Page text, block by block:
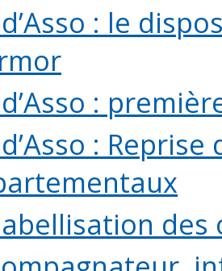
: le
:
: